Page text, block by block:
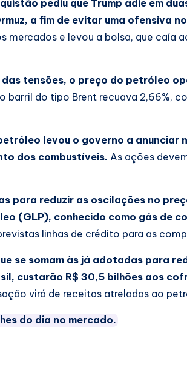
pediu que Trump adie em
, a fim de evitar uma ofensiva
mercados e levou a bolsa, que caía
tensões, o preço do petróleo
barril do tipo Brent recuava 2,66%,
levou o governo a anunciar
dos combustíveis. As ações
para reduzir as oscilações no
(GLP), conhecido como gás de
linhas de crédito para as
se somam às já adotadas para
custarão R$ 30,5 bilhões aos
virá de receitas atreladas ao
do dia no mercado.